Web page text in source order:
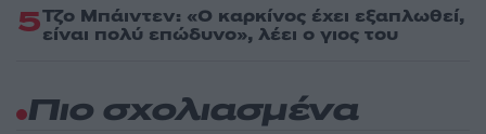
5Τζο Μπάιντεν: «Ο καρκίνος έχει εξαπλωθεί,
είναι πολύ επώδυνο», λέει ο γιος του
Πιο σχολιασμένα